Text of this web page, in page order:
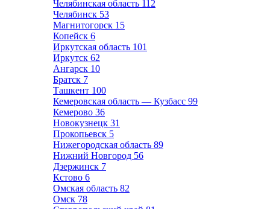
Челябинская область 112
Челябинск 53
Магнитогорск 15
Копейск 6
Иркутская область 101
Иркутск 62
Ангарск 10
Братск 7
Ташкент 100
Кемеровская область — Кузбасс 99
Кемерово 36
Новокузнецк 31
Прокопьевск 5
Нижегородская область 89
Нижний Новгород 56
Дзержинск 7
Кстово 6
Омская область 82
Омск 78